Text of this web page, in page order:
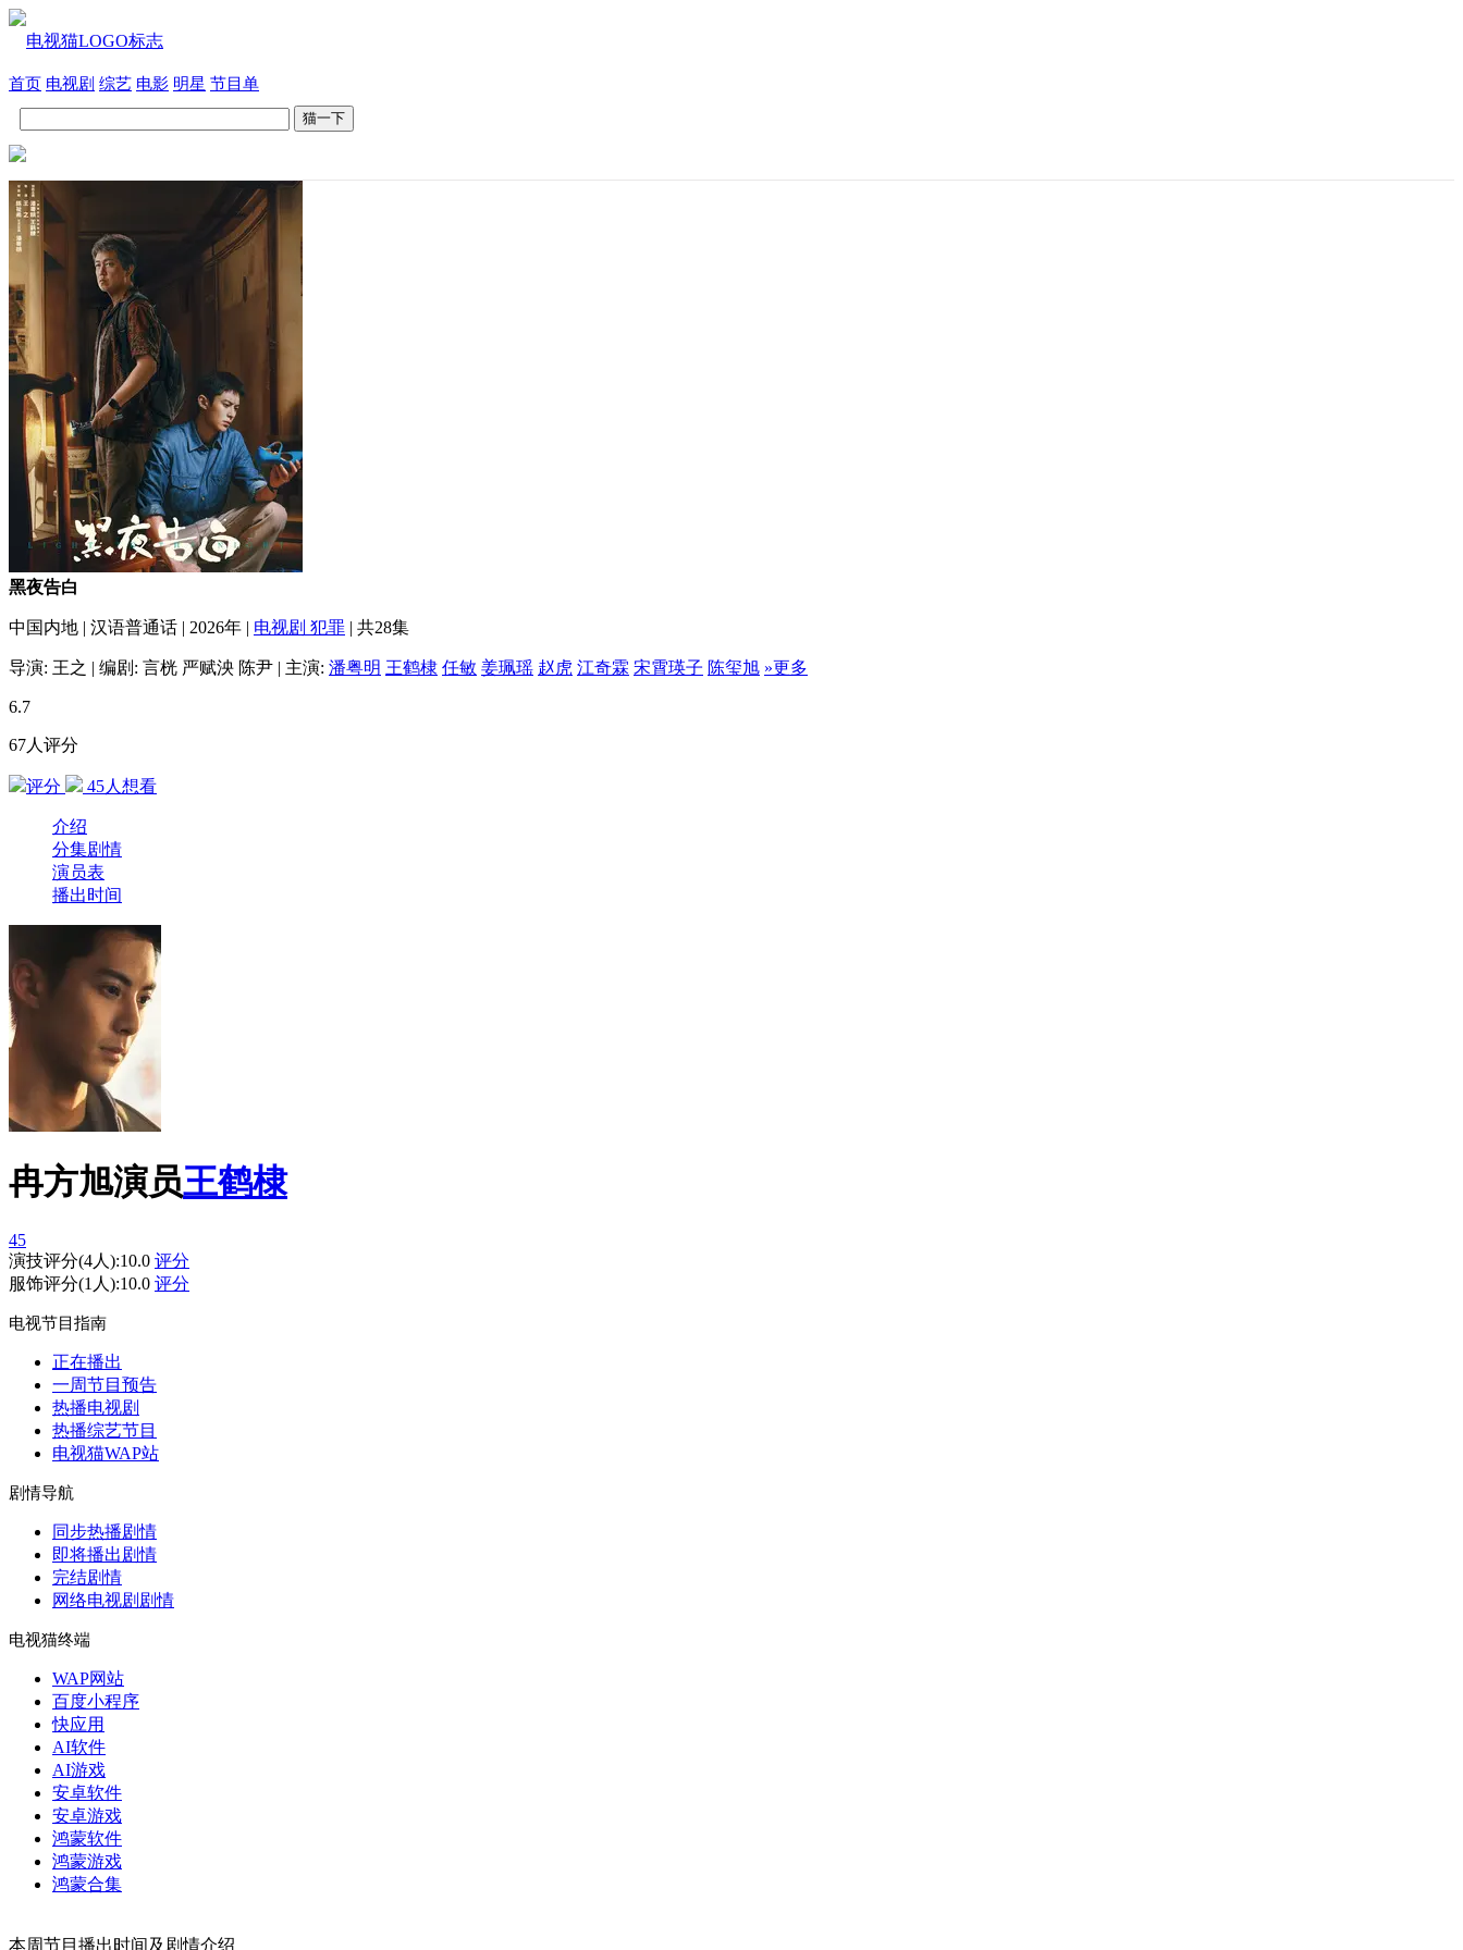
首页 电视剧 综艺 电影 明星 节目单
猫一下
黑夜告白
中国内地 | 汉语普通话 | 2026年 | 电视剧 犯罪 | 共28集
导演: 王之 | 编剧: 言桄 严赋泱 陈尹 | 主演: 潘粤明 王鹤棣 任敏 姜珮瑶 赵虎 江奇霖 宋霄瑛子 陈玺旭 »更多
6.7
67人评分
评分 45人想看
介绍
分集剧情
演员表
播出时间
冉方旭演员王鹤棣
45
演技评分(4人):10.0 评分
服饰评分(1 人):10.0 评分
电视节目指南
正在播出
一周节目预告
热播电视剧
热播综艺节目
电视猫WAP站
剧情导航
同步热播剧情
即将播出剧情
完结剧情
网络电视剧剧情
电视猫终端
WAP网站
百度小程序
快应用
AI软件
AI游戏
安卓软件
安卓游戏
鸿蒙软件
鸿蒙游戏
鸿蒙合集
本周节目播出时间及剧情介绍